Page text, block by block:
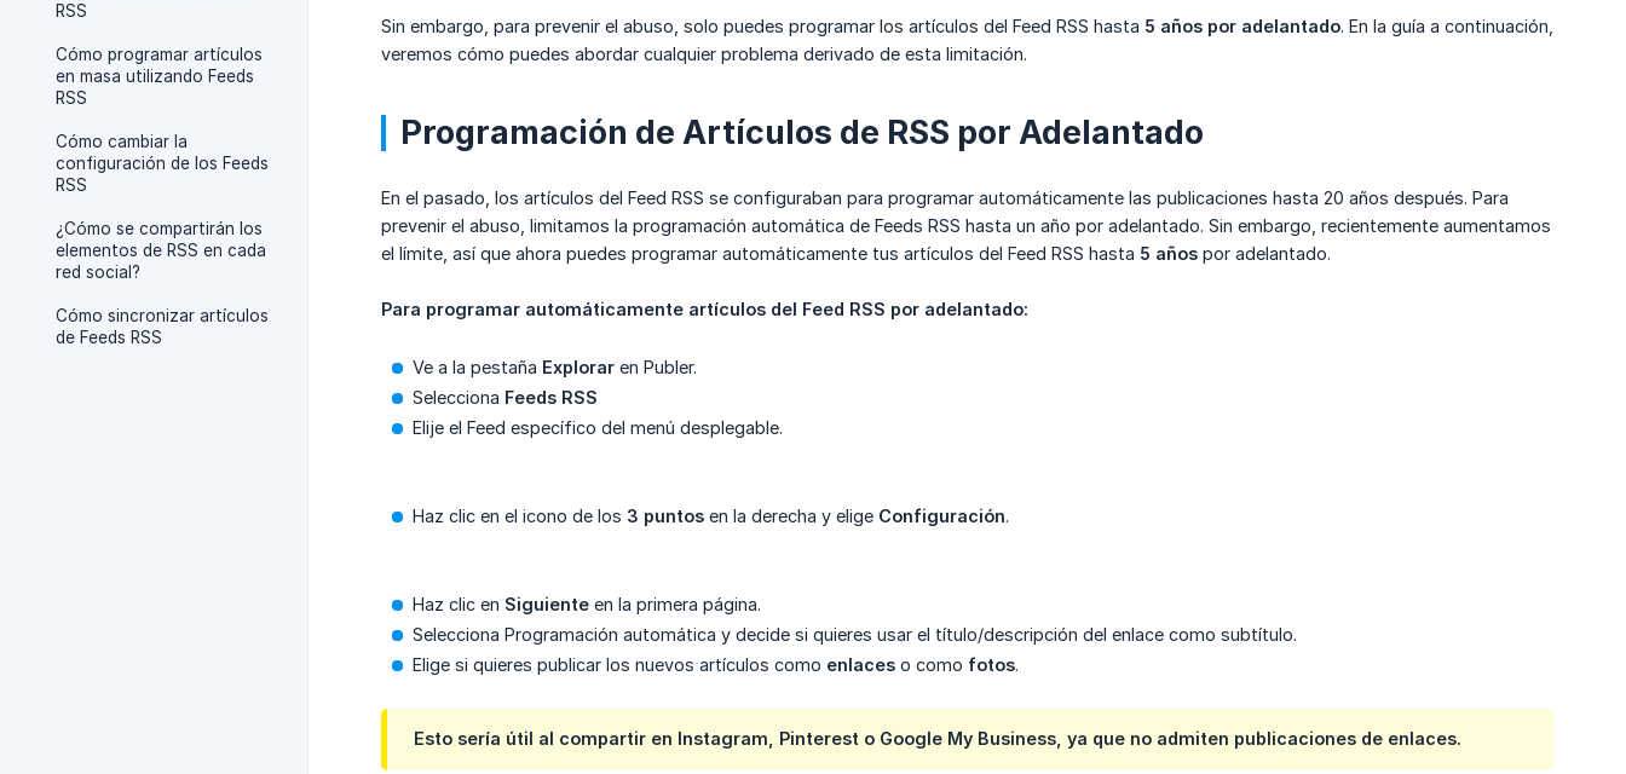
RSS
Cómo programar artículos
en masa utilizando Feeds
RSS
Cómo cambiar la
configuración de los Feeds
RSS
¿Cómo se compartirán los
elementos de RSS en cada
red social?
Cómo sincronizar artículos
de Feeds RSS
Sin embargo, para prevenir el abuso, solo puedes programar los artículos del Feed RSS hasta 5 años por adelantado. En la guía a continuación,
veremos cómo puedes abordar cualquier problema derivado de esta limitación.
Programación de Artículos de RSS por Adelantado
En el pasado, los artículos del Feed RSS se configuraban para programar automáticamente las publicaciones hasta 20 años después. Para
prevenir el abuso, limitamos la programación automática de Feeds RSS hasta un año por adelantado. Sin embargo, recientemente aumentamos
el límite, así que ahora puedes programar automáticamente tus artículos del Feed RSS hasta 5 años por adelantado.
Para programar automáticamente artículos del Feed RSS por adelantado:
Ve a la pestaña Explorar en Publer.
Selecciona Feeds RSS
Elije el Feed específico del menú desplegable.
Haz clic en el icono de los 3 puntos en la derecha y elige Configuración.
Haz clic en Siguiente en la primera página.
Selecciona Programación automática y decide si quieres usar el título/descripción del enlace como subtítulo.
Elige si quieres publicar los nuevos artículos como enlaces o como fotos.
Esto sería útil al compartir en Instagram, Pinterest o Google My Business, ya que no admiten publicaciones de enlaces.